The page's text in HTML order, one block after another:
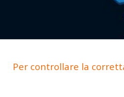
Per controllare la